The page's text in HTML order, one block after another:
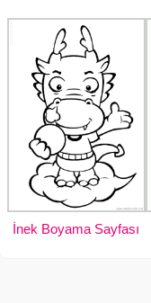
İnek Boyama Sayfası